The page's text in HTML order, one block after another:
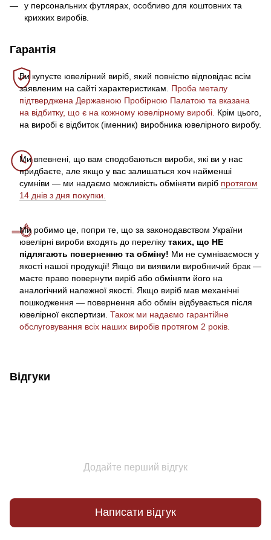
у персональних футлярах, особливо для коштовних та
крихких виробів.
Гарантія
Ви купуєте ювелірний виріб, який повністю відповідає всім
заявленим на сайті характеристикам. Проба металу
підтверджена Державною Пробірною Палатою та вказана
на відбитку, що є на кожному ювелірному виробі. Крім цього,
на виробі є відбиток (іменник) виробника ювелірного виробу.
Ми впевнені, що вам сподобаються вироби, які ви у нас
придбаєте, але якщо у вас залишаться хоч найменші
сумніви — ми надаємо можливість обміняти виріб протягом
14 днів з дня покупки.
Ми робимо це, попри те, що за законодавством України
ювелірні вироби входять до переліку таких, що НЕ
підлягають поверненню та обміну! Ми не сумніваємося у
якості нашої продукції! Якщо ви виявили виробничий брак —
маєте право повернути виріб або обміняти його на
аналогічний належної якості. Якщо виріб мав механічні
пошкодження — повернення або обмін відбувається після
ювелірної експертизи. Також ми надаємо гарантійне
обслуговування всіх наших виробів протягом 2 років.
Відгуки
Додайте перший відгук
Написати відгук